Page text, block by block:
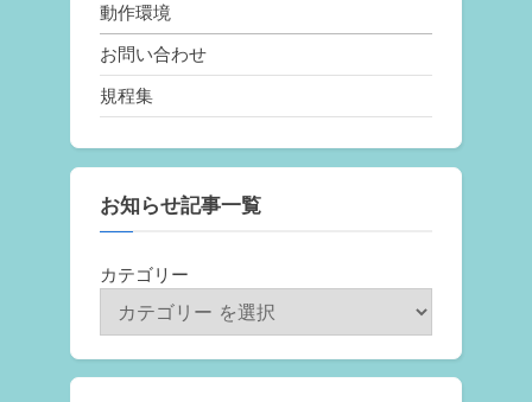
動作環境
お問い合わせ
規程集
お知らせ記事一覧
カテゴリー